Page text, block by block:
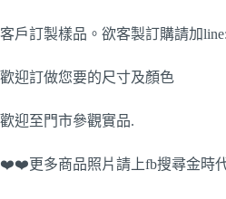
客戶訂製樣品。欲客製訂購請加
歡迎訂做您要的尺寸及顏色
歡迎至門市參觀實品.
❤️❤️更多商品照片請上fb搜尋金時